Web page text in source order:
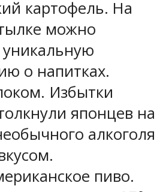
картофель. На
можно
о напитках.
Избытки
японцев на
алкоголя
пиво.